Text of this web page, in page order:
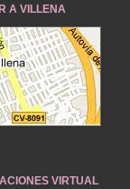
A VILLENA
VIRTUAL